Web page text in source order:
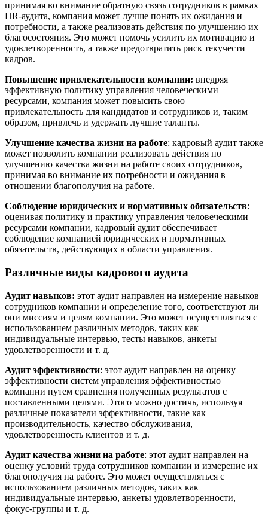
принимая во внимание обратную связь сотрудников в рамках
HR-аудита, компания может лучше понять их ожидания и
потребности, а также реализовать действия по улучшению их
благосостояния. Это может помочь усилить их мотивацию и
удовлетворенность, а также предотвратить риск текучести
кадров.
Повышение привлекательности компании: внедряя
эффективную политику управления человеческими
ресурсами, компания может повысить свою
привлекательность для кандидатов и сотрудников и, таким
образом, привлечь и удержать лучшие таланты.
Улучшение качества жизни на работе: кадровый аудит также
может позволить компании реализовать действия по
улучшению качества жизни на работе своих сотрудников,
принимая во внимание их потребности и ожидания в
отношении благополучия на работе.
Соблюдение юридических и нормативных обязательств:
оценивая политику и практику управления человеческими
ресурсами компании, кадровый аудит обеспечивает
соблюдение компанией юридических и нормативных
обязательств, действующих в области управления.
Различные виды кадрового аудита
Аудит навыков: этот аудит направлен на измерение навыков
сотрудников компании и определение того, соответствуют ли
они миссиям и целям компании. Это может осуществляться с
использованием различных методов, таких как
индивидуальные интервью, тесты навыков, анкеты
удовлетворенности и т. д.
Аудит эффективности: этот аудит направлен на оценку
эффективности систем управления эффективностью
компании путем сравнения полученных результатов с
поставленными целями. Этого можно достичь, используя
различные показатели эффективности, такие как
производительность, качество обслуживания,
удовлетворенность клиентов и т. д.
Аудит качества жизни на работе: этот аудит направлен на
оценку условий труда сотрудников компании и измерение их
благополучия на работе. Это может осуществляться с
использованием различных методов, таких как
индивидуальные интервью, анкеты удовлетворенности,
фокус-группы и т. д.